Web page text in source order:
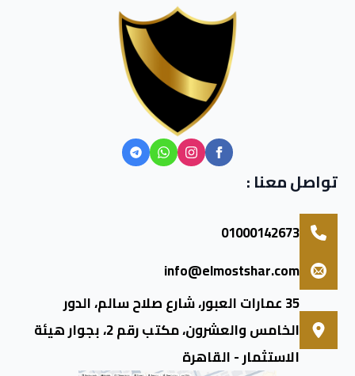
تواصل معنا :
01000142673
info@elmostshar.com
35 عمارات العبور، شارع صلاح سالم، الدور
الخامس والعشرون، مكتب رقم 2، بجوار هيئة
الاستثمار - القاهرة